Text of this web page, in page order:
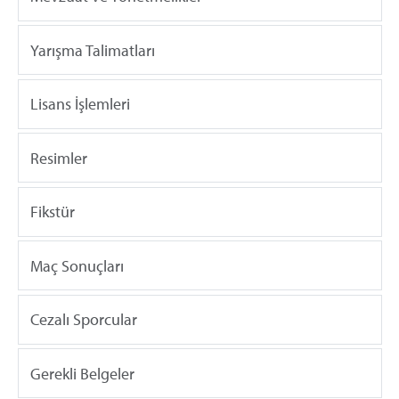
Yarışma Talimatları
Lisans İşlemleri
Resimler
Fikstür
Maç Sonuçları
Cezalı Sporcular
Gerekli Belgeler